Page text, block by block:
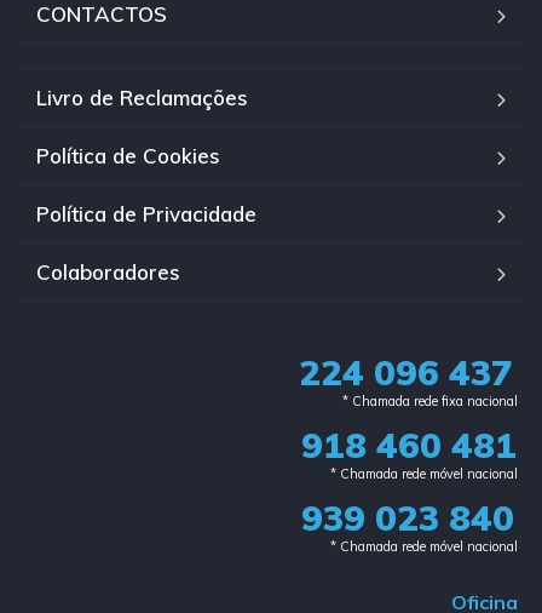
CONTACTOS
Livro de Reclamações
Política de Cookies
Política de Privacidade
Colaboradores
224 096 437
* Chamada rede fixa nacional​
918 460 481
* Chamada rede móvel nacional
939 023 840​
* Chamada rede móvel nacional
Oficina